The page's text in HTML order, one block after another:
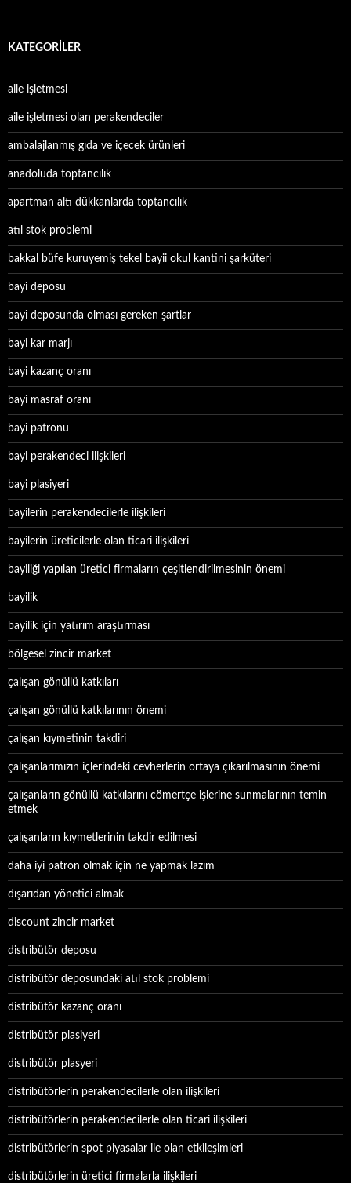
KATEGORILER
aile işletmesi
aile işletmesi olan perakendeciler
ambalajlanmış gıda ve içecek ürünleri
anadoluda toptancılık
apartman altı dükkanlarda toptancılık
atıl stok problemi
bakkal büfe kuruyemiş tekel bayii okul kantini şarküteri
bayi deposu
bayi deposunda olması gereken şartlar
bayi kar marjı
bayi kazanç oranı
bayi masraf oranı
bayi patronu
bayi perakendeci ilişkileri
bayi plasiyeri
bayilerin perakendecilerle ilişkileri
bayilerin üreticilerle olan ticari ilişkileri
bayiliği yapılan üretici firmaların çeşitlendirilmesinin önemi
bayilik
bayilik için yatırım araştırması
bölgesel zincir market
çalışan gönüllü katkıları
çalışan gönüllü katkılarının önemi
çalışan kıymetinin takdiri
çalışanlarımızın içlerindeki cevherlerin ortaya çıkarılmasının önemi
çalışanların gönüllü katkılarını cömertçe işlerine sunmalarının temin
etmek
çalışanların kıymetlerinin takdir edilmesi
daha iyi patron olmak için ne yapmak lazım
dışarıdan yönetici almak
discount zincir market
distribütör deposu
distribütör deposundaki atıl stok problemi
distribütör kazanç oranı
distribütör plasiyeri
distribütör plasyeri
distribütörlerin perakendecilerle olan ilişkileri
distribütörlerin perakendecilerle olan ticari ilişkileri
distribütörlerin spot piyasalar ile olan etkileşimleri
distribütörlerin üretici firmalarla ilişkileri